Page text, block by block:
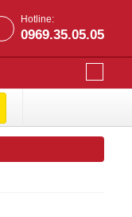
Hotline:
0969.35.05.05